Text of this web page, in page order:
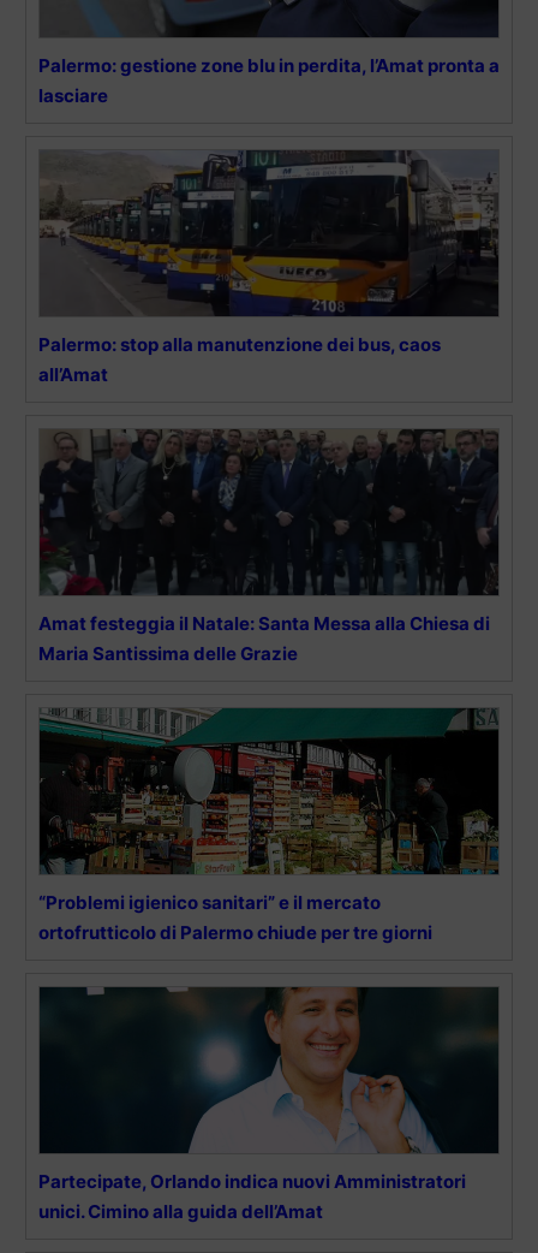
Palermo: gestione zone blu in perdita, l’Amat pronta a
lasciare
Palermo: stop alla manutenzione dei bus, caos
all’Amat
Amat festeggia il Natale: Santa Messa alla Chiesa di
Maria Santissima delle Grazie
“Problemi igienico sanitari” e il mercato
ortofrutticolo di Palermo chiude per tre giorni
Partecipate, Orlando indica nuovi Amministratori
unici. Cimino alla guida dell’Amat